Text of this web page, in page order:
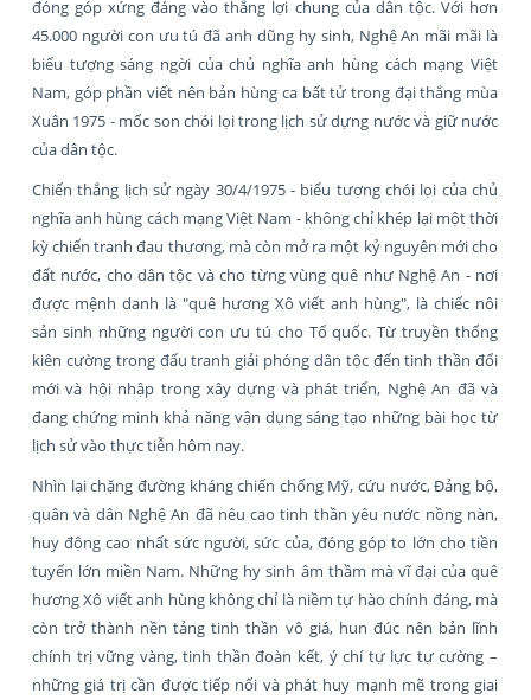
đóng góp xứng đáng vào thắng lợi chung của dân tộc. Với hơn
45.000 người con ưu tú đã anh dũng hy sinh, Nghệ An mãi mãi là
biểu tượng sáng ngời của chủ nghĩa anh hùng cách mạng Việt
Nam, góp phần viết nên bản hùng ca bất tử trong đại thắng mùa
Xuân 1975 - mốc son chói lọi trong lịch sử dựng nước và giữ nước
của dân tộc.
Chiến thắng lịch sử ngày 30/4/1975 - biểu tượng chói lọi của chủ
nghĩa anh hùng cách mạng Việt Nam - không chỉ khép lại một thời
kỳ chiến tranh đau thương, mà còn mở ra một kỷ nguyên mới cho
đất nước, cho dân tộc và cho từng vùng quê như Nghệ An - nơi
được mệnh danh là "quê hương Xô viết anh hùng", là chiếc nôi
sản sinh những người con ưu tú cho Tổ quốc. Từ truyền thống
kiên cường trong đấu tranh giải phóng dân tộc đến tinh thần đổi
mới và hội nhập trong xây dựng và phát triển, Nghệ An đã và
đang chứng minh khả năng vận dụng sáng tạo những bài học từ
lịch sử vào thực tiễn hôm nay.
Nhìn lại chặng đường kháng chiến chống Mỹ, cứu nước, Đảng bộ,
quân và dân Nghệ An đã nêu cao tinh thần yêu nước nồng nàn,
huy động cao nhất sức người, sức của, đóng góp to lớn cho tiền
tuyến lớn miền Nam. Những hy sinh âm thầm mà vĩ đại của quê
hương Xô viết anh hùng không chỉ là niềm tự hào chính đáng, mà
còn trở thành nền tảng tinh thần vô giá, hun đúc nên bản lĩnh
chính trị vững vàng, tinh thần đoàn kết, ý chí tự lực tự cường –
những giá trị cần được tiếp nối và phát huy mạnh mẽ trong giai